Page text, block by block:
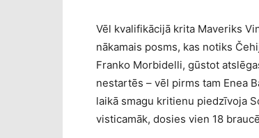
Vēl kvalifikācijā krita Maveriks
nākamais posms, kas notiks
Franko Morbidelli, gūstot
nestartēs – vēl pirms tam Enea
laikā smagu kritienu piedzīvoja
visticamāk, dosies vien 18